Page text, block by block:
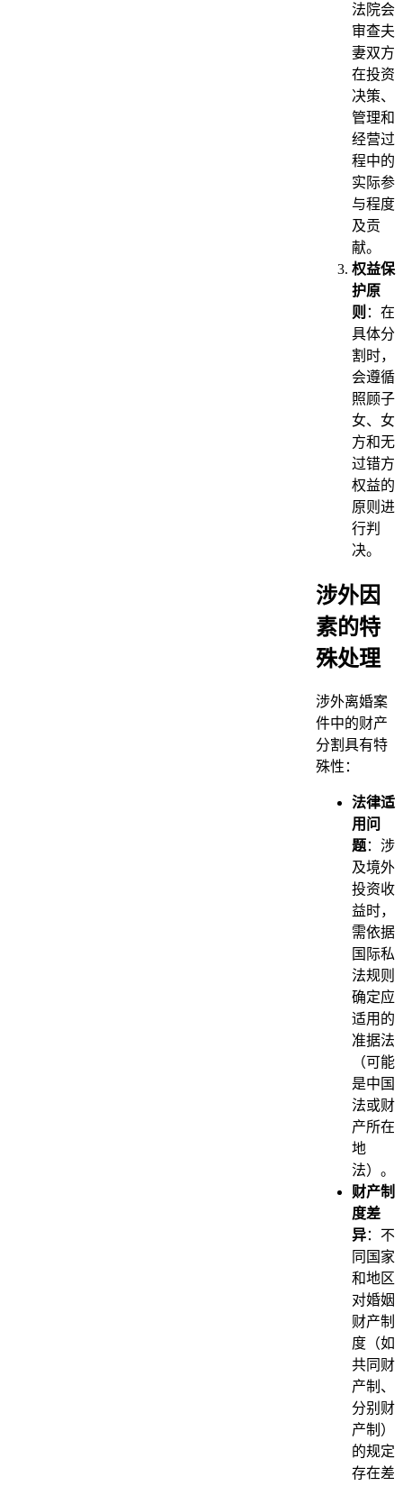
法院会
审查夫
妻双方
在投资
决策、
管理和
经营过
程中的
实际参
与程度
及贡
献。
权益保
护原
则 ：在
具体分
割时，
会遵循
照顾子
女、女
方和无
过错方
权益的
原则进
行判
决。
涉外因
素的特
殊处理
涉外离婚案
件中的财产
分割具有特
殊性：
法律适
用问
题：涉
及境外
投资收
益时，
需依据
国际私
法规则
确定应
适用的
准据法
（可能
是中国
法或财
产所在
地
法）。
财产制
度差
异：不
同国家
和地区
对婚姻
财产制
度（如
共同财
产制、
分别财
产制）
的规定
存在差